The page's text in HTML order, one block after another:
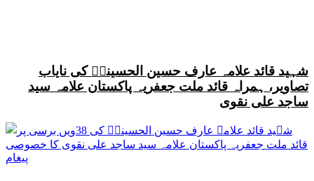
شہید قائد علامہ عارف حسین الحسینیؒ کی نایاب
تصاویر، ہمراہ قائد ملت جعفریہ پاکستان علامہ سید
ساجد علی نقوی